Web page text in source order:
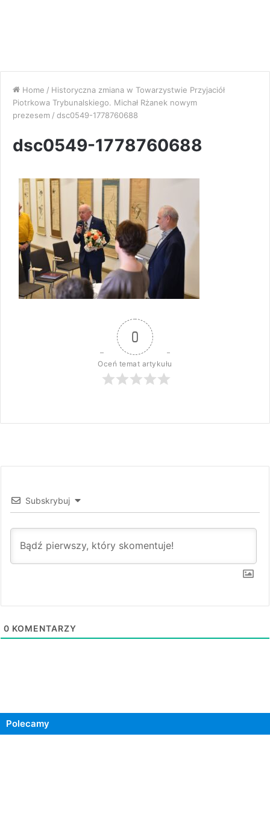
Home / Historyczna zmiana w Towarzystwie Przyjaciół
Piotrkowa Trybunalskiego. Michał Rżanek nowym
prezesem / dsc0549-1778760688
dsc0549-1778760688
0
Oceń temat artykułu
Subskrybuj
0 KOMENTARZY
Polecamy